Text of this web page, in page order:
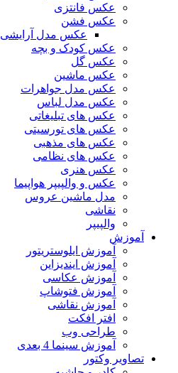
عکس فانتزی
عکس فشن
عکس مدل آرایشی
عکس کودک و بچه
عکس گل
عکس ماشین
عکس مدل جواهرات
عکس مدل لباس
عکس های تبلیغاتی
عکس های تورسیتی
عکس های مذهبی
عکس های نظامی
عکس هنری
عکس و والپیپر هواپیما
مدل ماشین عروس
نقاشی
والپیپر
آموزش
آموزش ایلوستریتور
آموزش ایندیزاین
آموزش عکاسی
آموزش فتوشاپ
آموزش نقاشی
افتر افکت
طراحی وب
آموزش سینما 4 بعدی
تصاویر وکتور